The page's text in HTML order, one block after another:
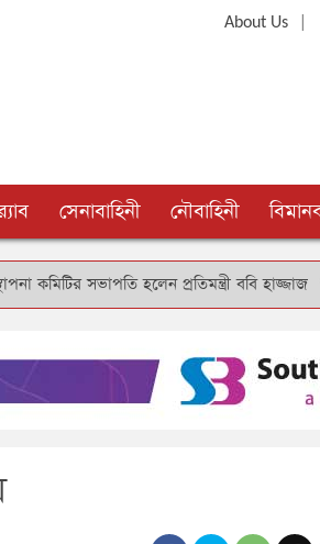
About Us|
সেনাবাহিনী নৌবাহিনী
সভাপতি হলেন প্রতিমন্ত্রী ববি হাজ্জাজ**